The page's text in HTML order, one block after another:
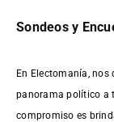
Sondeos y
En Electomanía, nos
panorama político a
compromiso es